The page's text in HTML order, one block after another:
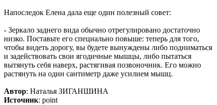
Напоследок Елена дала еще один полезный совет:
- Зеркало заднего вида обычно отрегулировано достаточно
низко. Поставьте его специально повыше: теперь для того,
чтобы видеть дорогу, вы будете вынуждены либо подниматься
и задействовать свои ягодичные мышцы, либо пытаться
вытянуть себя наверх, растягивая позвоночник. Его можно
растянуть на один сантиметр даже усилием мышц.
Автор: Наталья ЗИГАНШИНА
Источник: point